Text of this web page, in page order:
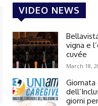
VIDEO NEWS
vigna e
cuvée
March 18,
Giornata
giorni